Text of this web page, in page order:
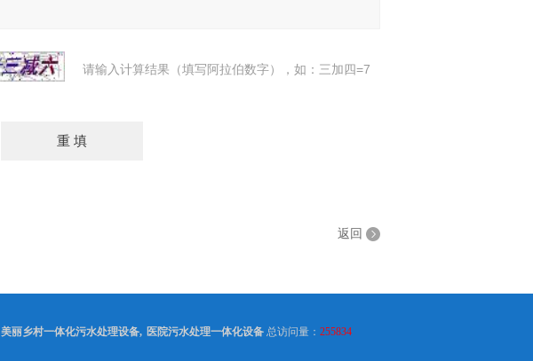
请输入计算结果（填写阿拉伯数字），如：三加四=7
返回
美丽乡村一体化污水处理设备, 医院污水处理一体化设备总访问量： 255834